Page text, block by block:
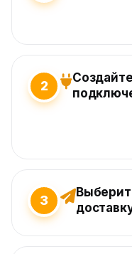
2
Создайте
3